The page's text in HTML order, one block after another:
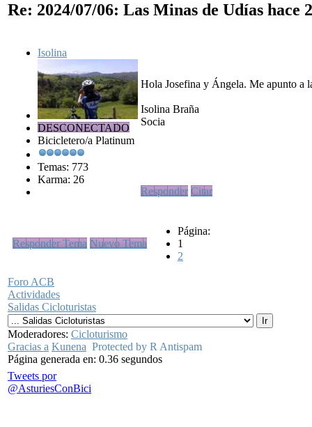
Re: 2024/07/06: Las Minas de Udías hace
Isolina
DESCONECTADO
Bicicletero/a Platinum
Temas: 773
Karma: 26
Hola Josefina y Ángela. Me apunto a
Isolina Braña
Socia
Responder Citar
Responder Tema Nuevo Tema
Página:
1
2
Foro ACB
Actividades
Salidas Cicloturistas
Moderadores: Cicloturismo
Gracias a Kunena Protected by R Antispam
Página generada en: 0.36 segundos
Tweets por
@AsturiesConBici